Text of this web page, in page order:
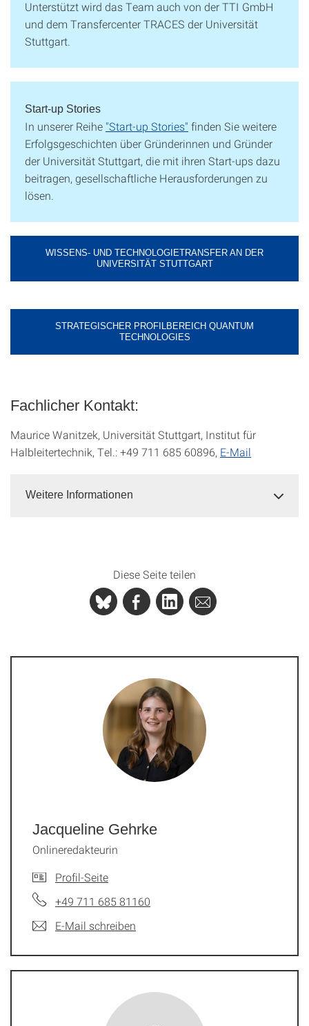
Unterstützt wird das Team auch von der TTI GmbH
und dem Transfercenter TRACES der Universität
Stuttgart.
Start-up Stories
In unserer Reihe "Start-up Stories" finden Sie weitere
Erfolgsgeschichten über Gründerinnen und Gründer
der Universität Stuttgart, die mit ihren Start-ups dazu
beitragen, gesellschaftliche Herausforderungen zu
lösen.
WISSENS- UND TECHNOLOGIETRANSFER AN DER
UNIVERSITÄT STUTTGART
STRATEGISCHER PROFILBEREICH QUANTUM
TECHNOLOGIES
Fachlicher Kontakt:
Maurice Wanitzek, Universität Stuttgart, Institut für
Halbleitertechnik, Tel.: +49 711 685 60896, E-Mail
Weitere Informationen
Diese Seite teilen
Jacqueline Gehrke
Onlineredakteurin
Profil-Seite
+49 711 685 81160
E-Mail schreiben